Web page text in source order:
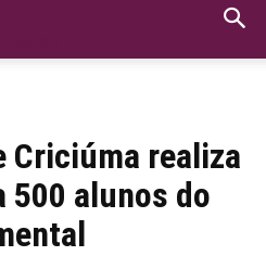
Criciúma realiza
alunos do